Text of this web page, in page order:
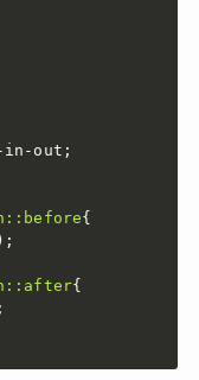
in-out ;
{
) ;
{
;